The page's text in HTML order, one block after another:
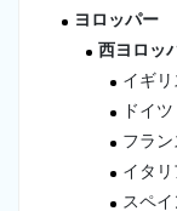
ヨロッパー
西ヨロッ
イギリ
ドイツ
フラン
イタリ
スペイ